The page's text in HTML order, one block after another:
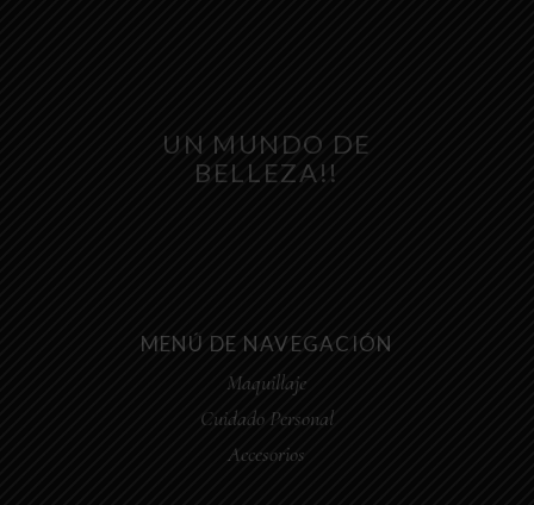
UN MUNDO DE
BELLEZA!!
MENÚ DE NAVEGACIÓN
Maquillaje
Cuidado Personal
Accesorios